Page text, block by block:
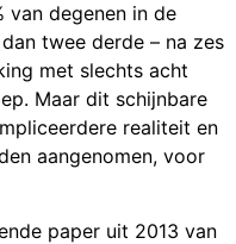
van degenen in de
twee derde – na zes
met slechts acht
Maar dit schijnbare
realiteit en
aangenomen, voor
paper uit 2013 van